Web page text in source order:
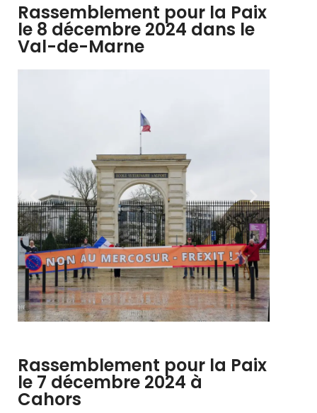
Rassemblement pour la Paix
le 8 décembre 2024 dans le
Val-de-Marne
Rassemblement pour la Paix
le 7 décembre 2024 à
Cahors